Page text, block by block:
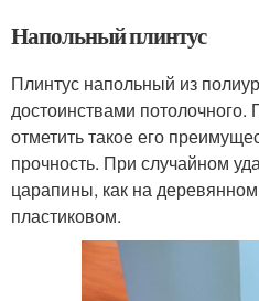
Напольный плинтус
Плинтус напольный из
достоинствами
отметить такое его
прочность. При случайном
царапины, как на
пластиковом.